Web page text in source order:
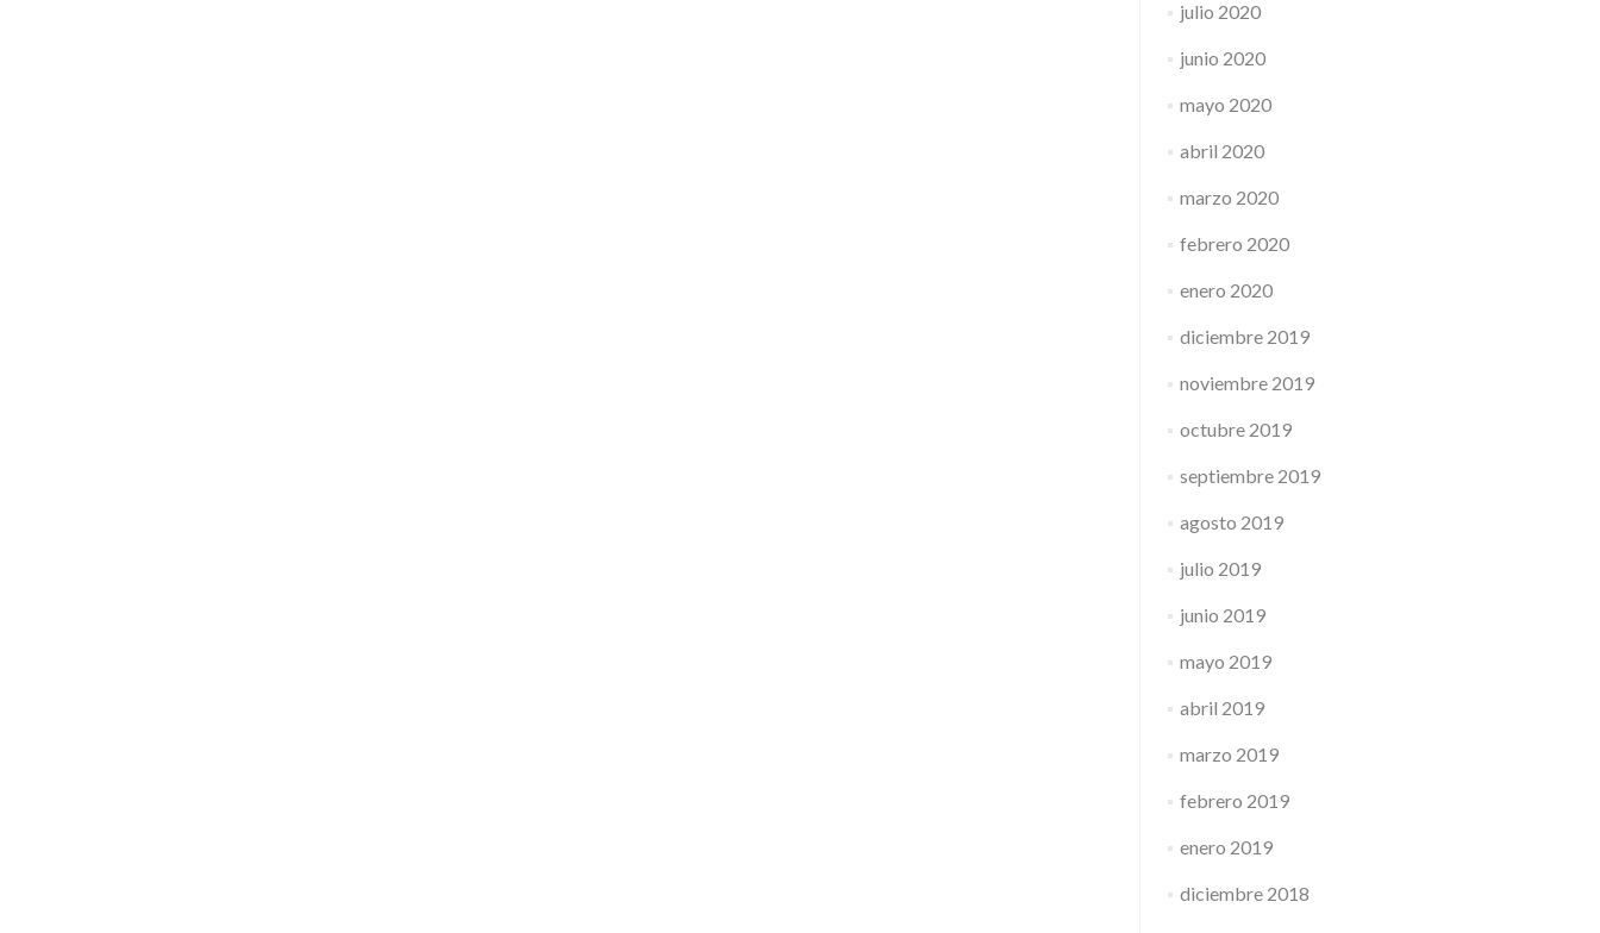
julio 2020
junio 2020
mayo 2020
abril 2020
marzo 2020
febrero 2020
enero 2020
diciembre 2019
noviembre 2019
octubre 2019
septiembre 2019
agosto 2019
julio 2019
junio 2019
mayo 2019
abril 2019
marzo 2019
febrero 2019
enero 2019
diciembre 2018